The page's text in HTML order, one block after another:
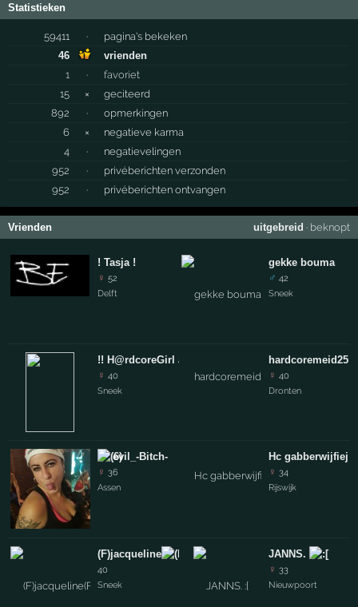
Statistieken
59411 ·
pagina's bekeken
46
vrienden
1
·
favoriet
15
×
geciteerd
892
·
opmerkingen
6
×
negatieve karma
4
·
negatievelingen
952
·
privéberichten verzonden
952
· privéberichten ontvangen
Vrienden uitgebreid · beknopt
! Tasja !
♀ 52
Delft
!! H@rdcoreGirl a.k.a. LieveMama
!!
♀ 40
Sneek
evil_-Bitch-
♀ 36
Assen
(F)jacqueline
40
Sneek
gekke bouma
♂ 42
Sneek
hardcoremeid25
♀ 40
Dronten
Hc gabberwijfiej
♀ 34
Rijswijk
JANNS.
♀ 33
Nieuwpoort